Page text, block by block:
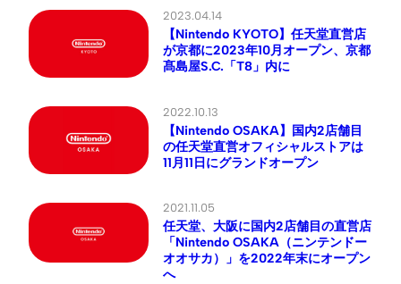
2023.04.14
【Nintendo KYOTO】任天堂直営店
が京都に2023年10月オープン、京都
髙島屋S.C.「T8」内に
2022.10.13
【Nintendo OSAKA】国内2店舗目
の任天堂直営オフィシャルストアは
11月11日にグランドオープン
2021.11.05
任天堂、大阪に国内2店舗目の直営店
「Nintendo OSAKA（ニンテンドー
オオサカ）」を2022年末にオープン
へ